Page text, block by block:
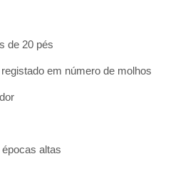
de 20 pés
em número de molhos
altas